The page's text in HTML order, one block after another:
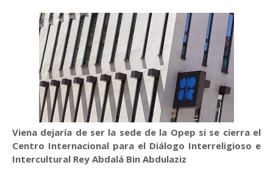
Viena dejaría de ser la sede de la Opep si se cierra el
Centro Internacional para el Diálogo Interreligioso e
Intercultural Rey Abdalá Bin Abdulaziz